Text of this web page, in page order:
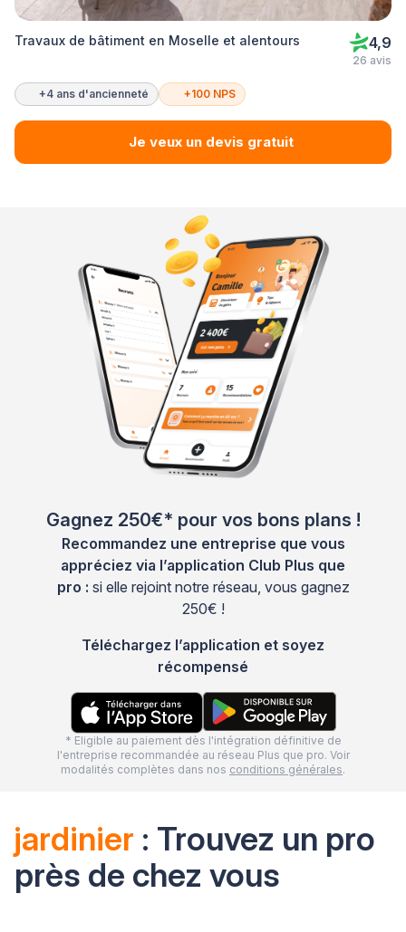
Travaux de bâtiment en Moselle et alentours 4,9
26 avis
+4 ans d'ancienneté +100 NPS
Je veux un devis gratuit
Gagnez 250€* pour vos bons plans !
Recommandez une entreprise que vous
appréciez via l’application Club Plus que
pro : si elle rejoint notre réseau, vous gagnez
250€ !
Téléchargez l’application et soyez
récompensé
* Eligible au paiement dès l'intégration définitive de
l'entreprise recommandée au réseau Plus que pro. Voir
modalités complètes dans nos conditions générales.
jardinier : Trouvez un pro
près de chez vous